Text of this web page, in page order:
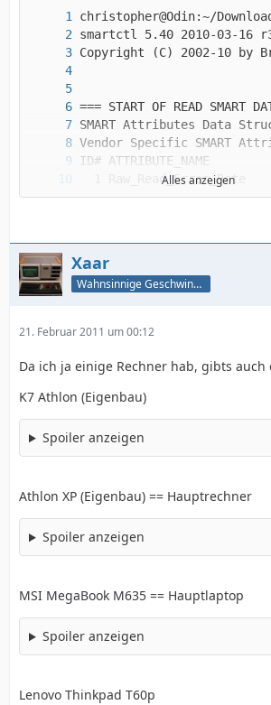
christopher@Odin:~/
Alles anzeigen
Xaar
Wahnsinnige Geschwindigkeit - und los!
21. Februar 2011 um 00:12
Da ich ja einige Rechner hab, gibts auch
K7 Athlon (Eigenbau)
Spoiler anzeigen
Athlon XP (Eigenbau) == Hauptrechner
Spoiler anzeigen
MSI MegaBook M635 == Hauptlaptop
Spoiler anzeigen
Lenovo Thinkpad T60p